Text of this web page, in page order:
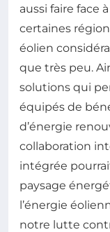
aussi faire face
certaines
éolien
que très peu.
solutions qui
équipés de
d’énergie
collaboration
intégrée
paysage
l’énergie
notre lutte